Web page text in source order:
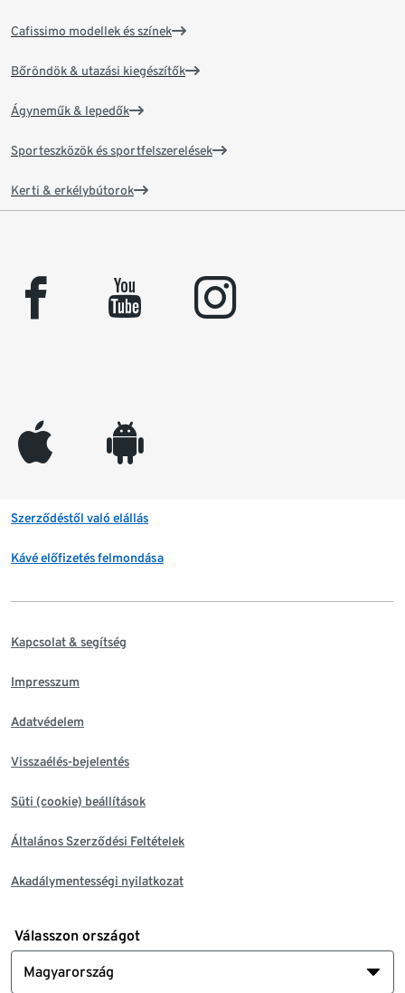
Cafissimo modellek és színek
Bőröndök & utazási kiegészítők
Ágyneműk & lepedők
Sporteszközök és sportfelszerelések
Kerti & erkélybútorok
facebook youtube instagram
appleinc android
Szerződéstől való elállás
Kávé előfizetés felmondása
Kapcsolat & segítség
Impresszum
Adatvédelem
Visszaélés-bejelentés
Süti (cookie) beállítások
Általános Szerződési Feltételek
Akadálymentességi nyilatkozat
Válasszon országot
Magyarország